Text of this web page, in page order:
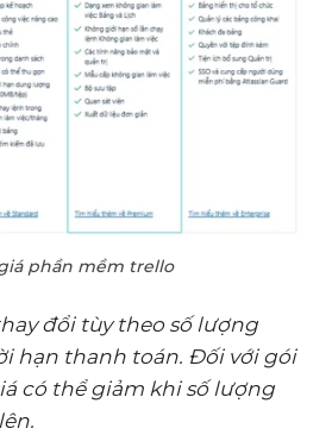
phần mềm trello
đổi tùy theo số lượng
hạn thanh toán. Đối với gói
có thể giảm khi số lượng